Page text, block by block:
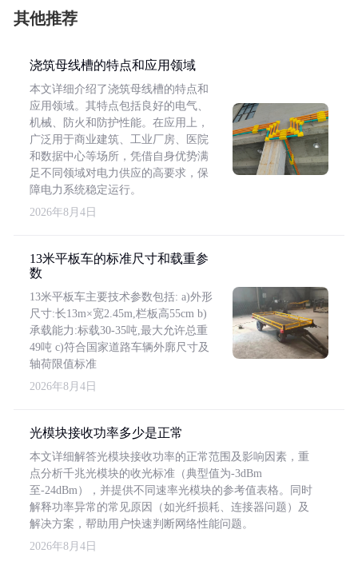
其他推荐
浇筑母线槽的特点和应用领域
本文详细介绍了浇筑母线槽的特点和
应用领域。其特点包括良好的电气、
机械、防火和防护性能。在应用上，
广泛用于商业建筑、工业厂房、医院
和数据中心等场所，凭借自身优势满
足不同领域对电力供应的高要求，保
障电力系统稳定运行。
2026年8月4日
13米平板车的标准尺寸和载重参
数
13米平板车主要技术参数包括: a)外形
尺寸:长13m×宽2.45m,栏板高55cm b)
承载能力:标载30-35吨,最大允许总重
49吨 c)符合国家道路车辆外廓尺寸及
轴荷限值标准
2026年8月4日
光模块接收功率多少是正常
本文详细解答光模块接收功率的正常范围及影响因素，重
点分析千兆光模块的收光标准（典型值为-3dBm
至-24dBm），并提供不同速率光模块的参考值表格。同时
解释功率异常的常见原因（如光纤损耗、连接器问题）及
解决方案，帮助用户快速判断网络性能问题。
2026年8月4日